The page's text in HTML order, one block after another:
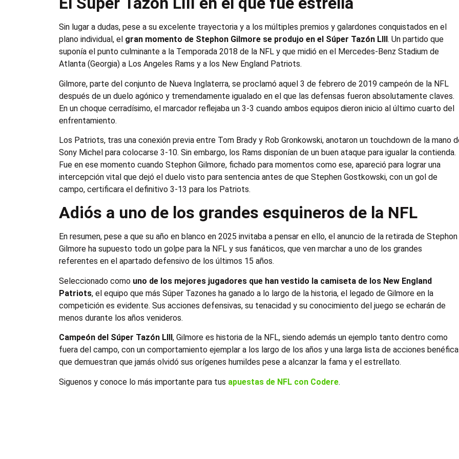
Sin lugar a dudas, pese a su excelente trayectoria y a los múltiples premios y galardones conquistados en el
plano individual, el gran momento de Stephon Gilmore se produjo en el Súper Tazón LIII. Un partido que
suponía el punto culminante a la Temporada 2018 de la NFL y que midió en el Mercedes-Benz Stadium de
Atlanta (Georgia) a Los Angeles Rams y a los New England Patriots.
Gilmore, parte del conjunto de Nueva Inglaterra, se proclamó aquel 3 de febrero de 2019 campeón de la NFL
después de un duelo agónico y tremendamente igualado en el que las defensas fueron absolutamente claves.
En un choque cerradísimo, el marcador reflejaba un 3-3 cuando ambos equipos dieron inicio al último cuarto del
enfrentamiento.
Los Patriots, tras una conexión previa entre Tom Brady y Rob Gronkowski, anotaron un touchdown de la mano
Sony Michel para colocarse 3-10. Sin embargo, los Rams disponían de un buen ataque para igualar la contienda.
Fue en ese momento cuando Stephon Gilmore, fichado para momentos como ese, apareció para lograr una
intercepción vital que dejó el duelo visto para sentencia antes de que Stephen Gostkowski, con un gol de
campo, certificara el definitivo 3-13 para los Patriots.
Adiós a uno de los grandes esquineros de la NFL
En resumen, pese a que su año en blanco en 2025 invitaba a pensar en ello, el anuncio de la retirada de Stephon
Gilmore ha supuesto todo un golpe para la NFL y sus fanáticos, que ven marchar a uno de los grandes
referentes en el apartado defensivo de los últimos 15 años.
Seleccionado como uno de los mejores jugadores que han vestido la camiseta de los New England
Patriots, el equipo que más Súper Tazones ha ganado a lo largo de la historia, el legado de Gilmore en la
competición es evidente. Sus acciones defensivas, su tenacidad y su conocimiento del juego se echarán de
menos durante los años venideros.
Campeón del Súper Tazón LIII, Gilmore es historia de la NFL, siendo además un ejemplo tanto dentro como
fuera del campo, con un comportamiento ejemplar a los largo de los años y una larga lista de acciones
que demuestran que jamás olvidó sus orígenes humildes pese a alcanzar la fama y el estrellato.
Siguenos y conoce lo más importante para tus apuestas de NFL con Codere.